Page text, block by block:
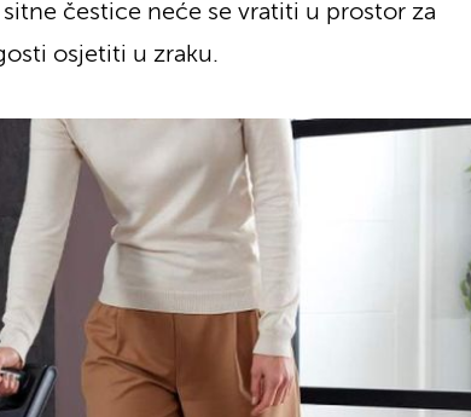
čestice neće se vratiti u prostor za
osjetiti u zraku.